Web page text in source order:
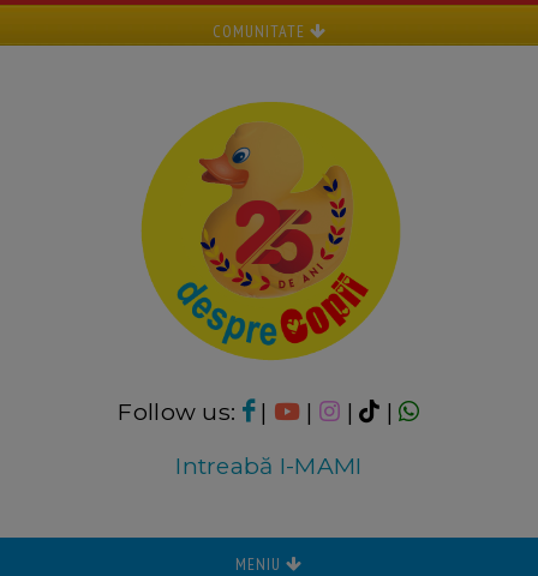
COMUNITATE
Follow us: | | |
|
Intreabă I-MAMI
MENIU